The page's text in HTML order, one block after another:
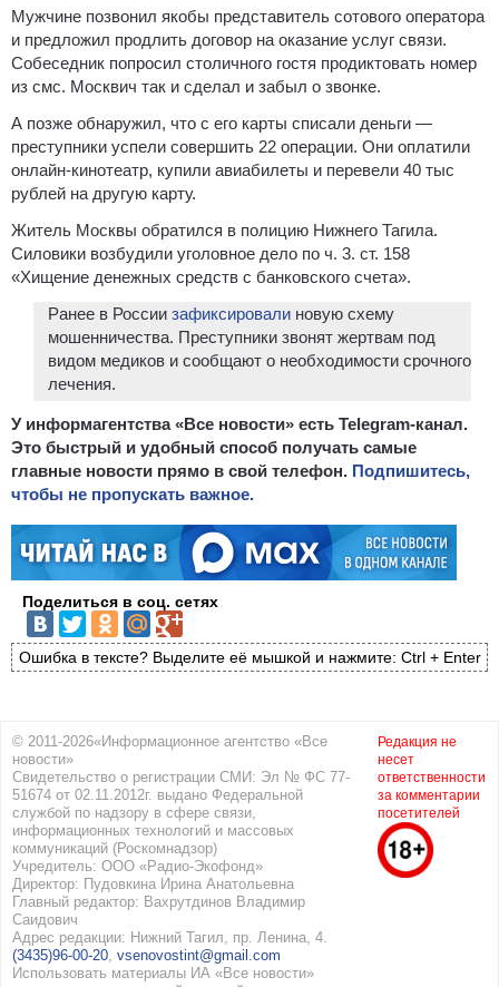
Мужчине позвонил якобы представитель сотового оператора
и предложил продлить договор на оказание услуг связи.
Собеседник попросил столичного гостя продиктовать номер
из смс. Москвич так и сделал и забыл о звонке.
А позже обнаружил, что с его карты списали деньги —
преступники успели совершить 22 операции. Они оплатили
онлайн-кинотеатр, купили авиабилеты и перевели 40 тыс
рублей на другую карту.
Житель Москвы обратился в полицию Нижнего Тагила.
Силовики возбудили уголовное дело по ч. 3. ст. 158
«Хищение денежных средств с банковского счета».
Ранее в России зафиксировали новую схему
мошенничества. Преступники звонят жертвам под
видом медиков и сообщают о необходимости срочного
лечения.
У информагентства «Все новости» есть Telegram-канал.
Это быстрый и удобный способ получать самые
главные новости прямо в свой телефон. Подпишитесь,
чтобы не пропускать важное.
Поделиться в соц. сетях
Ошибка в тексте? Выделите её мышкой и нажмите: Ctrl + Enter
© 2011-2026«Информационное агентство «Все
новости»
Свидетельство о регистрации СМИ: Эл № ФС 77-
51674 от 02.11.2012г. выдано Федеральной
службой по надзору в сфере связи,
информационных технологий и массовых
коммуникаций (Роскомнадзор)
Учредитель: ООО «Радио-Экофонд»
Директор: Пудовкина Ирина Анатольевна
Главный редактор: Вахрутдинов Владимир
Саидович
Адрес редакции: Нижний Тагил, пр. Ленина, 4.
(3435)96-00-20, vsenovostint@gmail.com
Использовать материалы ИА «Все новости»
Редакция не
несет
ответственности
за комментарии
посетителей